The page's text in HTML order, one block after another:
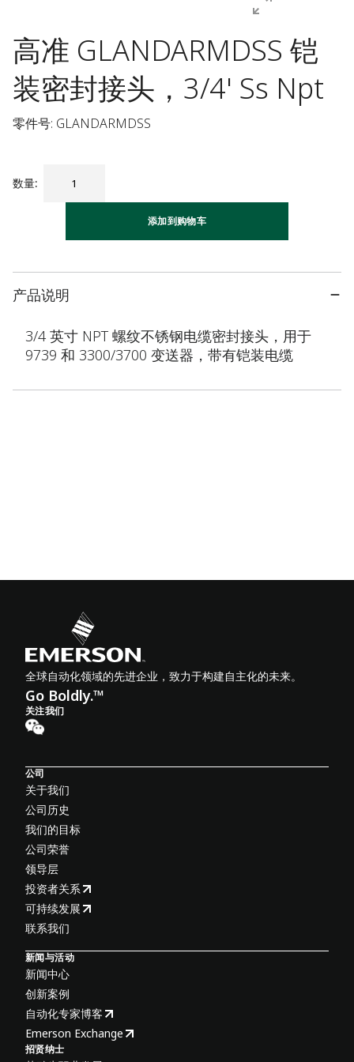
高准 GLANDARMDSS 铠
装密封接头，3/4' Ss Npt
零件号: GLANDARMDSS
数量:
添加到购物车
产品说明
3/4 英寸 NPT 螺纹不锈钢电缆密封接头，用于
9739 和 3300/3700 变送器，带有铠装电缆
全球自动化领域的先进企业，致力于构建自主化的未来。
Go Boldly.™
关注我们
公司
关于我们
公司历史
我们的目标
公司荣誉
领导层
投资者关系
可持续发展
联系我们
新闻与活动
新闻中心
创新案例
自动化专家博客
Emerson Exchange
招贤纳士